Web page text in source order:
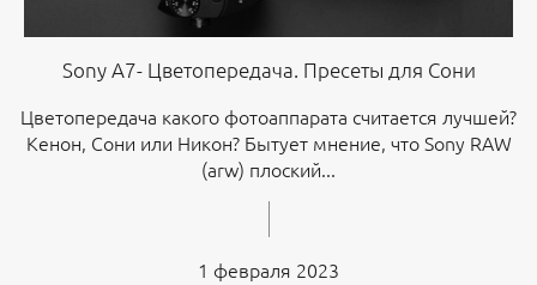
Sony A7- Цветопередача. Пресеты для Сони
Цветопередача какого фотоаппарата считается лучшей?
Кенон, Сони или Никон? Бытует мнение, что Sony RAW
(arw) плоский...
1 февраля 2023